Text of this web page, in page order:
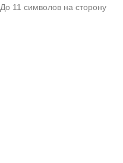
До 11 символов на сторону